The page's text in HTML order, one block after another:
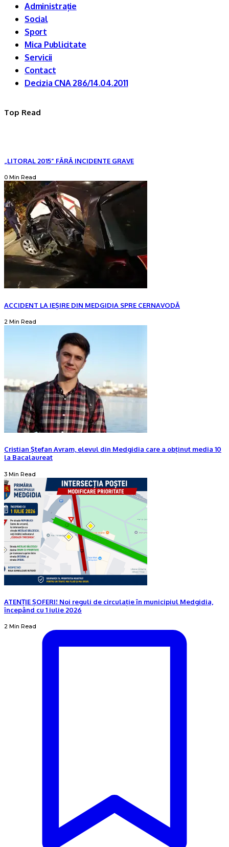
Administrație
Social
Sport
Mica Publicitate
Servicii
Contact
Decizia CNA 286/14.04.2011
Top Read
„LITORAL 2015” FĂRĂ INCIDENTE GRAVE
0 Min Read
ACCIDENT LA IEȘIRE DIN MEDGIDIA SPRE CERNAVODĂ
2 Min Read
Cristian Ștefan Avram, elevul din Medgidia care a obținut media 10
la Bacalaureat
3 Min Read
ATENȚIE ȘOFERI! Noi reguli de circulație în municipiul Medgidia,
începând cu 1 iulie 2026
2 Min Read